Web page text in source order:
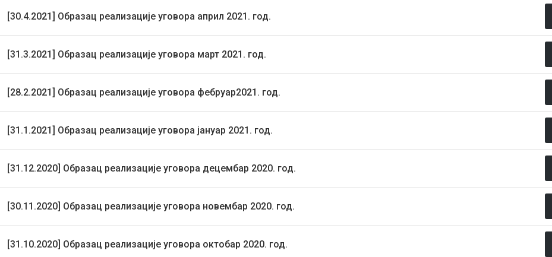
[30.4.2021] Образац реализације уговора април 2021. год.
[31.3.2021] Образац реализације уговора март 2021. год.
[28.2.2021] Образац реализације уговора фебруар2021. год.
[31.1.2021] Образац реализације уговора јануар 2021. год.
[31.12.2020] Образац реализације уговора децембар 2020. год.
[30.11.2020] Образац реализације уговора новембар 2020. год.
[31.10.2020] Образац реализације уговора октобар 2020. год.